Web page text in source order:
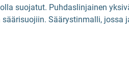
suojatut. Puhdaslinjainen
Säärystinmalli,